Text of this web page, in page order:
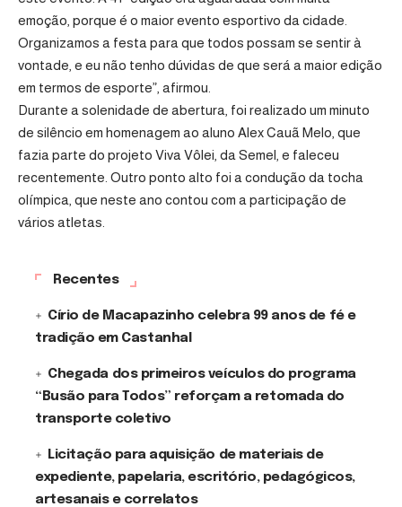
emoção, porque é o maior evento esportivo da cidade.
Organizamos a festa para que todos possam se sentir à
vontade, e eu não tenho dúvidas de que será a maior edição
em termos de esporte”, afirmou.
Durante a solenidade de abertura, foi realizado um minuto
de silêncio em homenagem ao aluno Alex Cauã Melo, que
fazia parte do projeto Viva Vôlei, da Semel, e faleceu
recentemente. Outro ponto alto foi a condução da tocha
olímpica, que neste ano contou com a participação de
vários atletas.
Recentes
Círio de Macapazinho celebra 99 anos de fé e
tradição em Castanhal
Chegada dos primeiros veículos do programa
“Busão para Todos” reforçam a retomada do
transporte coletivo
Licitação para aquisição de materiais de
expediente, papelaria, escritório, pedagógicos,
artesanais e correlatos